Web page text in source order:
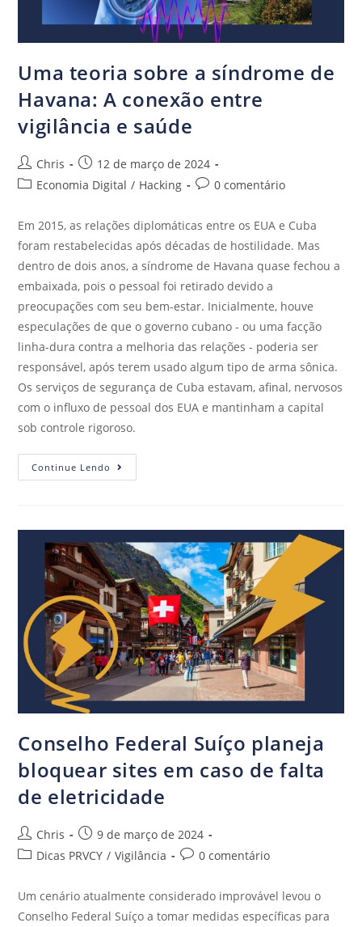
Uma teoria sobre a síndrome de
Havana: A conexão entre
vigilância e saúde
Chris
12 de março de 2024
Economia Digital / Hacking 0 comentário
Em 2015, as relações diplomáticas entre os EUA e Cuba
foram restabelecidas após décadas de hostilidade. Mas
dentro de dois anos, a síndrome de Havana quase fechou a
embaixada, pois o pessoal foi retirado devido a
preocupações com seu bem-estar. Inicialmente, houve
especulações de que o governo cubano - ou uma facção
linha-dura contra a melhoria das relações - poderia ser
responsável, após terem usado algum tipo de arma sônica.
Os serviços de segurança de Cuba estavam, afinal, nervosos
com o influxo de pessoal dos EUA e mantinham a capital
sob controle rigoroso.
Continue Lendo
Conselho Federal Suíço planeja
bloquear sites em caso de falta
de eletricidade
Chris
9 de março de 2024
Dicas PRVCY / Vigilância 0 comentário
Um cenário atualmente considerado improvável levou o
Conselho Federal Suíço a tomar medidas específicas para